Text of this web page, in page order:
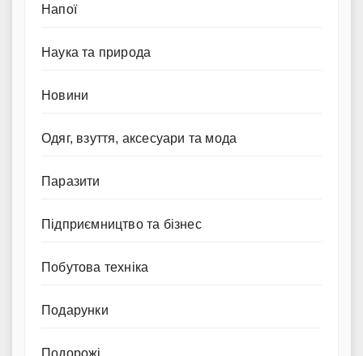
Напої
Наука та природа
Новини
Одяг, взуття, аксесуари та мода
Паразити
Підприємництво та бізнес
Побутова техніка
Подарунки
Подорожі